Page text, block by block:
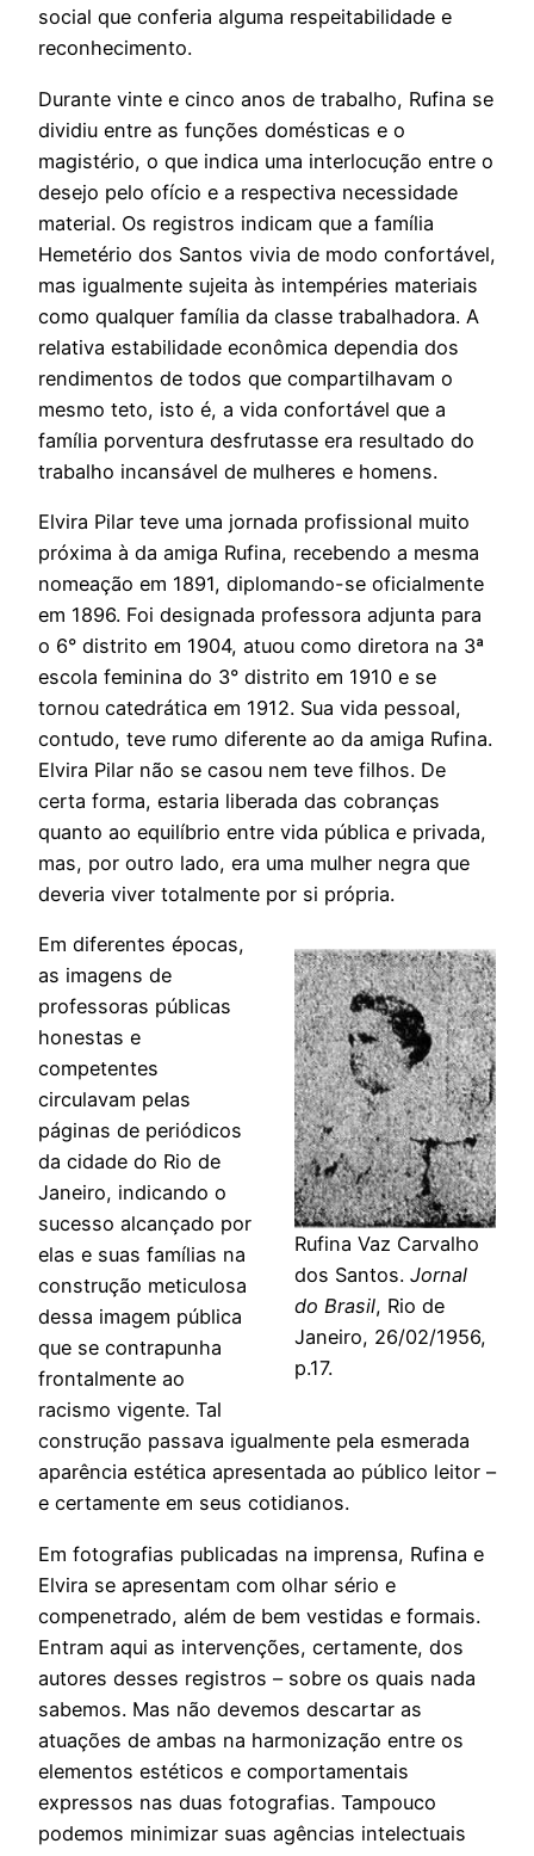
social que conferia alguma respeitabilidade e
reconhecimento.
Durante vinte e cinco anos de trabalho, Rufina se
dividiu entre as funções domésticas e o
magistério, o que indica uma interlocução entre o
desejo pelo ofício e a respectiva necessidade
material. Os registros indicam que a família
Hemetério dos Santos vivia de modo confortável,
mas igualmente sujeita às intempéries materiais
como qualquer família da classe trabalhadora. A
relativa estabilidade econômica dependia dos
rendimentos de todos que compartilhavam o
mesmo teto, isto é, a vida confortável que a
família porventura desfrutasse era resultado do
trabalho incansável de mulheres e homens.
Elvira Pilar teve uma jornada profissional muito
próxima à da amiga Rufina, recebendo a mesma
nomeação em 1891, diplomando-se oficialmente
em 1896. Foi designada professora adjunta para
o 6° distrito em 1904, atuou como diretora na 3ª
escola feminina do 3° distrito em 1910 e se
tornou catedrática em 1912. Sua vida pessoal,
contudo, teve rumo diferente ao da amiga Rufina.
Elvira Pilar não se casou nem teve filhos. De
certa forma, estaria liberada das cobranças
quanto ao equilíbrio entre vida pública e privada,
mas, por outro lado, era uma mulher negra que
deveria viver totalmente por si própria.
Rufina Vaz Carvalho
dos Santos. Jornal
do Brasil, Rio de
Janeiro, 26/02/1956,
p.17.
Em diferentes épocas,
as imagens de
professoras públicas
honestas e
competentes
circulavam pelas
páginas de periódicos
da cidade do Rio de
Janeiro, indicando o
sucesso alcançado por
elas e suas famílias na
construção meticulosa
dessa imagem pública
que se contrapunha
frontalmente ao
racismo vigente. Tal
construção passava igualmente pela esmerada
aparência estética apresentada ao público leitor –
e certamente em seus cotidianos.
Em fotografias publicadas na imprensa, Rufina e
Elvira se apresentam com olhar sério e
compenetrado, além de bem vestidas e formais.
Entram aqui as intervenções, certamente, dos
autores desses registros – sobre os quais nada
sabemos. Mas não devemos descartar as
atuações de ambas na harmonização entre os
elementos estéticos e comportamentais
expressos nas duas fotografias. Tampouco
podemos minimizar suas agências intelectuais